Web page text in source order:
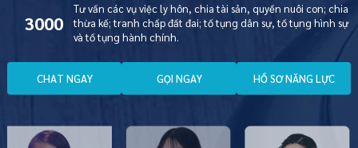
3000
Tư vấn các vụ việc ly hôn, chia tài sản, quyền nuôi con; chia
thừa kế; tranh chấp đất đai; tố tụng dân sự, tố tụng hình sự
và tố tụng hành chính.
CHAT NGAY GỌI NGAY HỒ SƠ NĂNG LỰC